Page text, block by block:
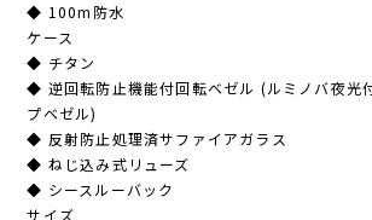
◆ 100m防水
ケース
◆ チタン
◆ 逆回転防止機能付回転ベゼル (ルミノバ夜光
プベゼル)
◆ 反射防止処理済サファイアガラス
◆ ねじ込み式リューズ
◆ シースルーバック
サイズ